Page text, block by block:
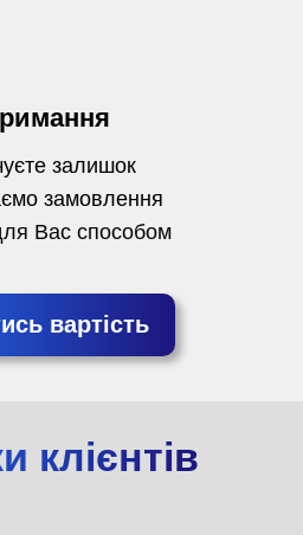
залишок
замовлення
Вас способом
вартість
клієнтів